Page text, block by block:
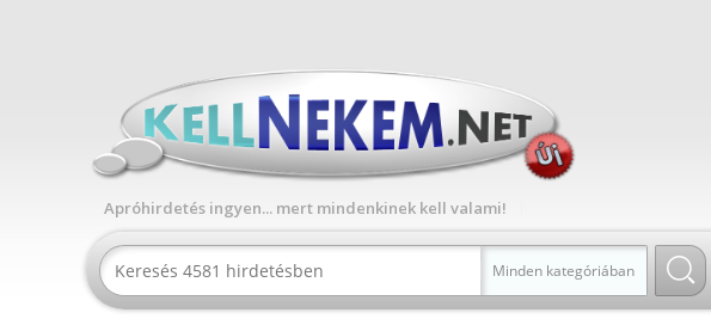
Apróhirdetés ingyen... mert mindenkinek kell valami!
Minden kategóriában